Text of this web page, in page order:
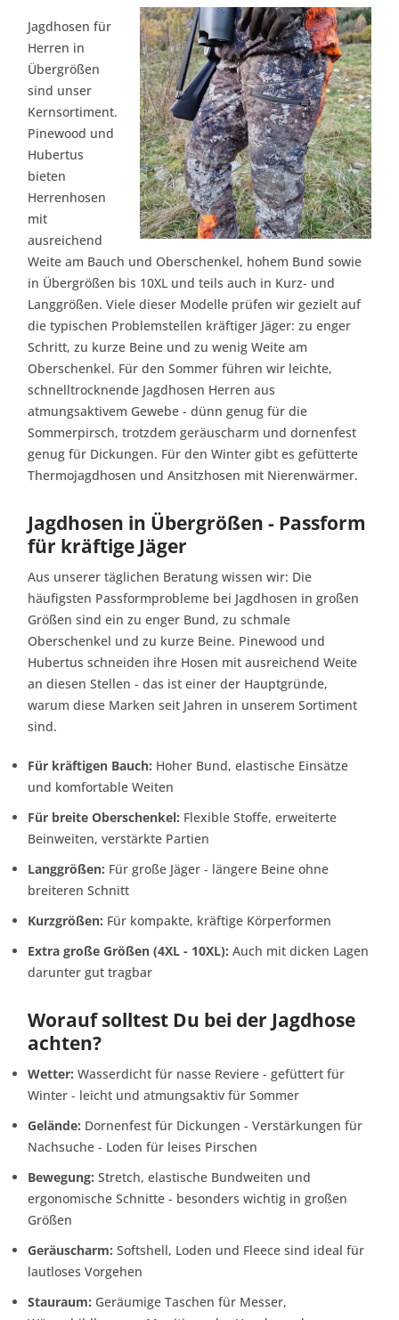
Jagdhosen für
Herren in
Übergrößen
sind unser
Kernsortiment.
Pinewood und
Hubertus
bieten
Herrenhosen
mit
ausreichend
Weite am Bauch und Oberschenkel, hohem Bund sowie
in Übergrößen bis 10XL und teils auch in Kurz- und
Langgrößen. Viele dieser Modelle prüfen wir gezielt auf
die typischen Problemstellen kräftiger Jäger: zu enger
Schritt, zu kurze Beine und zu wenig Weite am
Oberschenkel. Für den Sommer führen wir leichte,
schnelltrocknende Jagdhosen Herren aus
atmungsaktivem Gewebe - dünn genug für die
Sommerpirsch, trotzdem geräuscharm und dornenfest
genug für Dickungen. Für den Winter gibt es gefütterte
Thermojagdhosen und Ansitzhosen mit Nierenwärmer.
Jagdhosen in Übergrößen - Passform
für kräftige Jäger
Aus unserer täglichen Beratung wissen wir: Die
häufigsten Passformprobleme bei Jagdhosen in großen
Größen sind ein zu enger Bund, zu schmale
Oberschenkel und zu kurze Beine. Pinewood und
Hubertus schneiden ihre Hosen mit ausreichend Weite
an diesen Stellen - das ist einer der Hauptgründe,
warum diese Marken seit Jahren in unserem Sortiment
sind.
Für kräftigen Bauch: Hoher Bund, elastische Einsätze
und komfortable Weiten
Für breite Oberschenkel: Flexible Stoffe, erweiterte
Beinweiten, verstärkte Partien
Langgrößen: Für große Jäger - längere Beine ohne
breiteren Schnitt
Kurzgrößen: Für kompakte, kräftige Körperformen
Extra große Größen (4XL - 10XL): Auch mit dicken Lagen
darunter gut tragbar
Worauf solltest Du bei der Jagdhose
achten?
Wetter: Wasserdicht für nasse Reviere - gefüttert für
Winter - leicht und atmungsaktiv für Sommer
Gelände: Dornenfest für Dickungen - Verstärkungen für
Nachsuche - Loden für leises Pirschen
Bewegung: Stretch, elastische Bundweiten und
ergonomische Schnitte - besonders wichtig in großen
Größen
Geräuscharm: Softshell, Loden und Fleece sind ideal für
lautloses Vorgehen
Stauraum: Geräumige Taschen für Messer,